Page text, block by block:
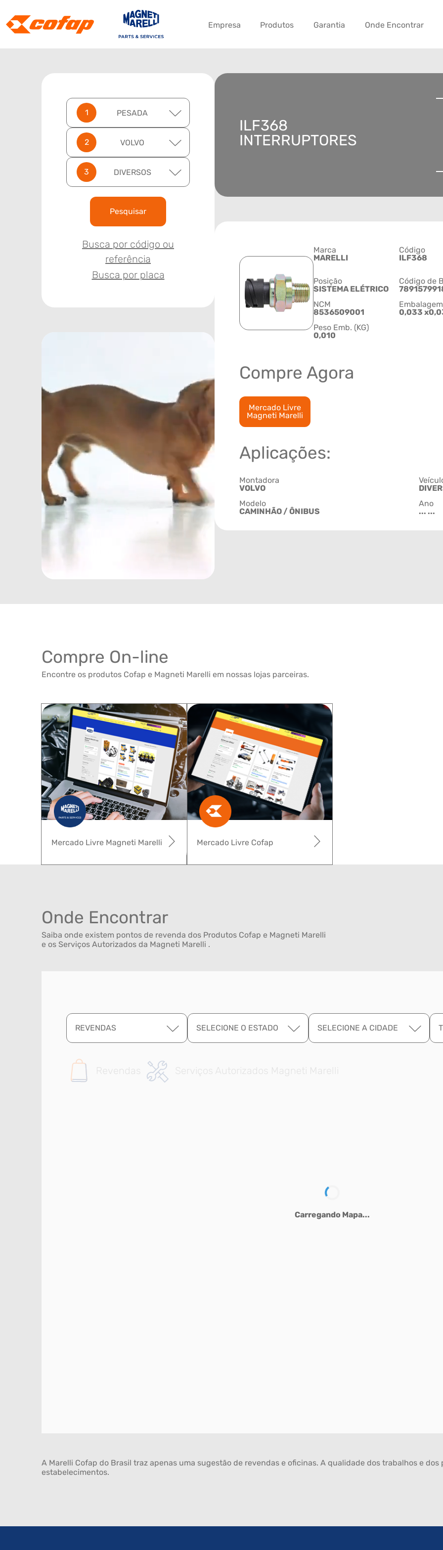
Empresa Produtos Garantia Onde Encontrar
PESADA
VOLVO
DIVERSOS
Pesquisar
Busca por código ou
referência
Busca por placa
ILF368
INTERRUPTORES
Marca
MARELLI
Código
ILF368
Posição
SISTEMA ELÉTRICO
Código de
NCM
8536509001
0,033
Peso Emb. (KG)
0,010
Compre Agora
Mercado Livre
Magneti Marelli
Aplicações:
Montadora
VOLVO
Modelo
CAMINHÃO / ÔNIBUS
Ano
... ...
Compre On-line
Encontre os produtos Cofap e Magneti Marelli em nossas lojas parceiras.
Mercado Livre Cofap
Mercado Livre Magneti Marelli
Onde Encontrar
Saiba onde existem pontos de revenda dos Produtos Cofap e Magneti Marelli
e os Serviços Autorizados da Magneti Marelli .
REVENDAS SELECIONE O ESTADO SELECIONE A CIDADE
Revendas Serviços Autorizados Magneti Marelli
A Marelli Cofap do Brasil traz apenas uma sugestão de revendas e oficinas. A qualidade dos trabalhos e
estabelecimentos.